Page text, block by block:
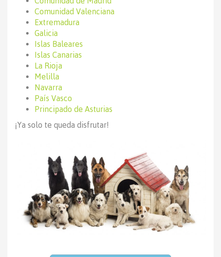
Comunidad Valenciana
Extremadura
Galicia
Islas Baleares
Islas Canarias
La Rioja
Melilla
Navarra
País Vasco
Principado de Asturias
¡Ya solo te queda disfrutar!